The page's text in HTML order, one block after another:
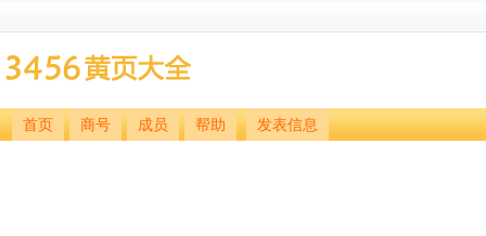
首页 商号 成员 帮助 发表信息